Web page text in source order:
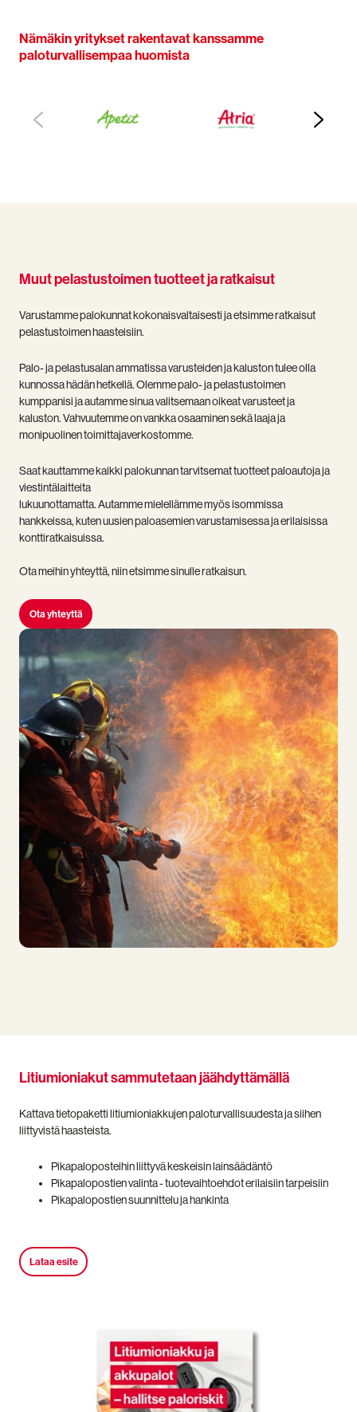
Nämäkin yritykset rakentavat kanssamme
paloturvallisempaa huomista
Muut pelastustoimen tuotteet ja ratkaisut
Varustamme palokunnat kokonaisvaltaisesti ja etsimme ratkaisut
pelastustoimen haasteisiin.
Palo- ja pelastusalan ammatissa varusteiden ja kaluston tulee olla
kunnossa hädän hetkellä. Olemme palo- ja pelastustoimen
kumppanisi ja autamme sinua valitsemaan oikeat varusteet ja
kaluston. Vahvuutemme on vankka osaaminen sekä laaja ja
monipuolinen toimittajaverkostomme.
Saat kauttamme kaikki palokunnan tarvitsemat tuotteet paloautoja ja
viestintälaitteita
lukuunottamatta. Autamme mielellämme myös isommissa
hankkeissa, kuten uusien paloasemien varustamisessa ja erilaisissa
konttiratkaisuissa.
Ota meihin yhteyttä, niin etsimme sinulle ratkaisun.
Ota yhteyttä
Litiumioniakut sammutetaan jäähdyttämällä
Kattava tietopaketti litiumioniakkujen paloturvallisuudesta ja siihen
liittyvistä haasteista.
Pikapaloposteihin liittyvä keskeisin lainsäädäntö
Pikapalopostien valinta - tuotevaihtoehdot erilaisiin tarpeisiin
Pikapalopostien suunnittelu ja hankinta
Lataa esite